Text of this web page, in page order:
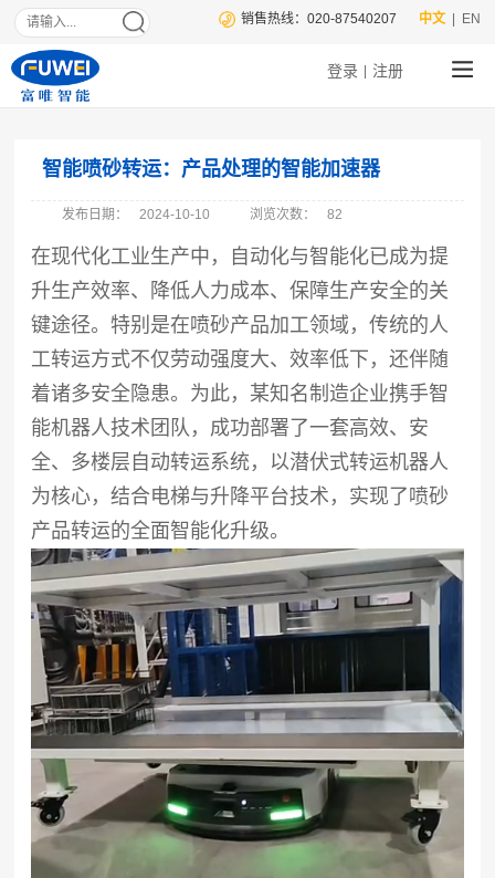
| EN
中文
销售热线：020-87540207
登录 注册
智能喷砂转运：产品处理的智能加速器
发布日期： 2024-10-10 浏览次数： 82
在现代化工业生产中，自动化与智能化已成为提
升生产效率、降低人力成本、保障生产安全的关
键途径。特别是在喷砂产品加工领域，传统的人
工转运方式不仅劳动强度大、效率低下，还伴随
着诸多安全隐患。为此，某知名制造企业携手智
能机器人技术团队，成功部署了一套高效、安
全、多楼层自动转运系统，以潜伏式转运机器人
为核心，结合电梯与升降平台技术，实现了喷砂
产品转运的全面智能化升级。